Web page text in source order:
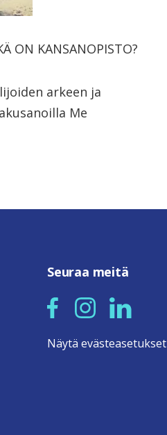
KANSANOPISTO?
arkeen ja
Me
Seuraa meitä
Näytä evästeasetukset